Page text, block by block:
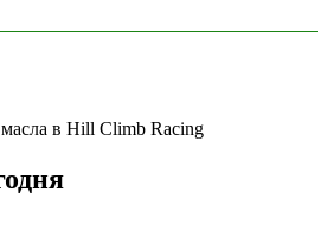
в Hill Climb Racing